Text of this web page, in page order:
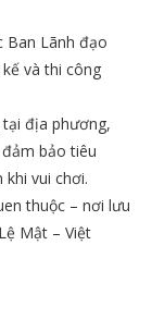
Ban Lãnh đạo
và thi công
địa phương,
bảo tiêu
vui chơi.
thuộc – nơi lưu
Mật – Việt